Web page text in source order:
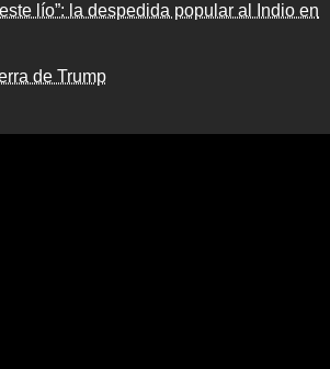
lío”: la despedida popular al Indio en
de Trump